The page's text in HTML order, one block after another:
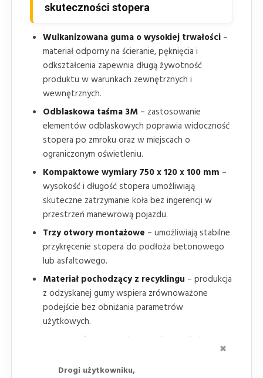
Drogi użytkowniku,
skuteczności stopera
Wulkanizowana guma o wysokiej trwałości –
materiał odporny na ścieranie, pęknięcia i
odkształcenia zapewnia długą żywotność
produktu w warunkach zewnętrznych i
wewnętrznych.
Odblaskowa taśma 3M – zastosowanie
elementów odblaskowych poprawia widoczność
stopera po zmroku oraz w miejscach o
ograniczonym oświetleniu.
Kompaktowe wymiary 750 x 120 x 100 mm –
wysokość i długość stopera umożliwiają
skuteczne zatrzymanie koła bez ingerencji w
przestrzeń manewrową pojazdu.
Trzy otwory montażowe – umożliwiają stabilne
przykręcenie stopera do podłoża betonowego
lub asfaltowego.
Materiał pochodzący z recyklingu – produkcja
z odzyskanej gumy wspiera zrównoważone
podejście bez obniżania parametrów
użytkowych.
Czarny kolor
zapewnia neutralny wygląd i
eksploatacji.